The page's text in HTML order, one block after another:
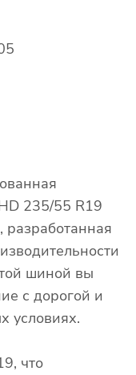
235/55 R19
шиной вы
с дорогой и
условиях.
что